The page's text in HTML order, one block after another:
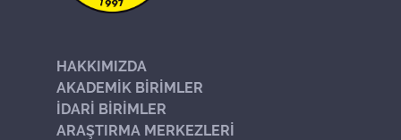
HAKKIMIZDA
AKADEMİK BİRİMLER
İDARİ BİRİMLER
ARAŞTIRMA MERKEZLERİ